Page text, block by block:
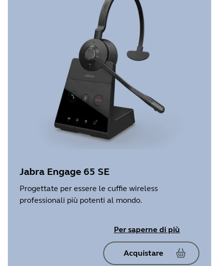
Jabra Engage 65 SE
Progettate per essere le cuffie wireless
professionali più potenti al mondo.
Per saperne di più
Acquistare